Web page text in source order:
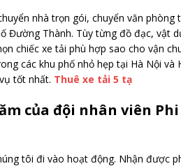
nhà trọn gói, chuyển văn phòng
Đường Thành. Tùy từng đồ đạc, vật
chiếc xe tải phù hợp sao cho vận
các khu phố nhỏ hẹp tại Hà Nội và
tốt nhất. Thuê xe tải 5 tạ
của đội nhân viên
tôi đi vào hoạt động. Nhận được